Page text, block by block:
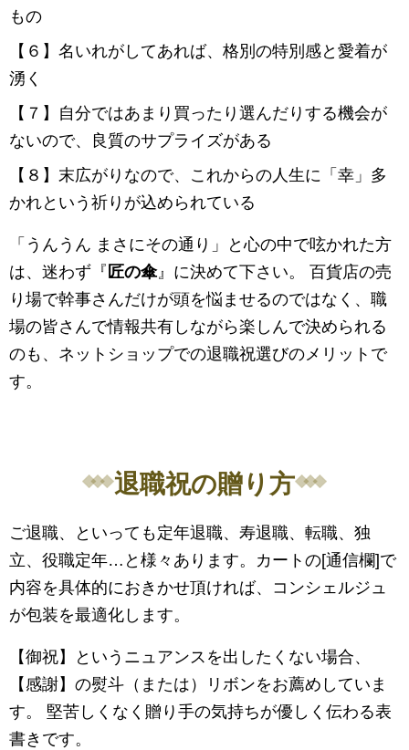
もの
【６】名いれがしてあれば、格別の特別感と愛着が
湧く
【７】自分ではあまり買ったり選んだりする機会が
ないので、良質のサプライズがある
【８】末広がりなので、これからの人生に「幸」多
かれという祈りが込められている
「うんうん まさにその通り」と心の中で呟かれた方
は、迷わず『 匠の傘』に決めて下さい。 百貨店の売
り場で幹事さんだけが頭を悩ませるのではなく、職
場の皆さんで情報共有しながら楽しんで決められる
のも、ネットショップでの退職祝選びのメリットで
す。
退職祝の贈り方
ご退職、といっても定年退職、寿退職、転職、独
立、役職定年…と様々あります。カートの[通信欄]で
内容を具体的におきかせ頂ければ、コンシェルジュ
が包装を最適化します。
【御祝】というニュアンスを出したくない場合、
【感謝】の熨斗（または）リボンをお薦めしていま
す。 堅苦しくなく贈り手の気持ちが優しく伝わる表
書きです。